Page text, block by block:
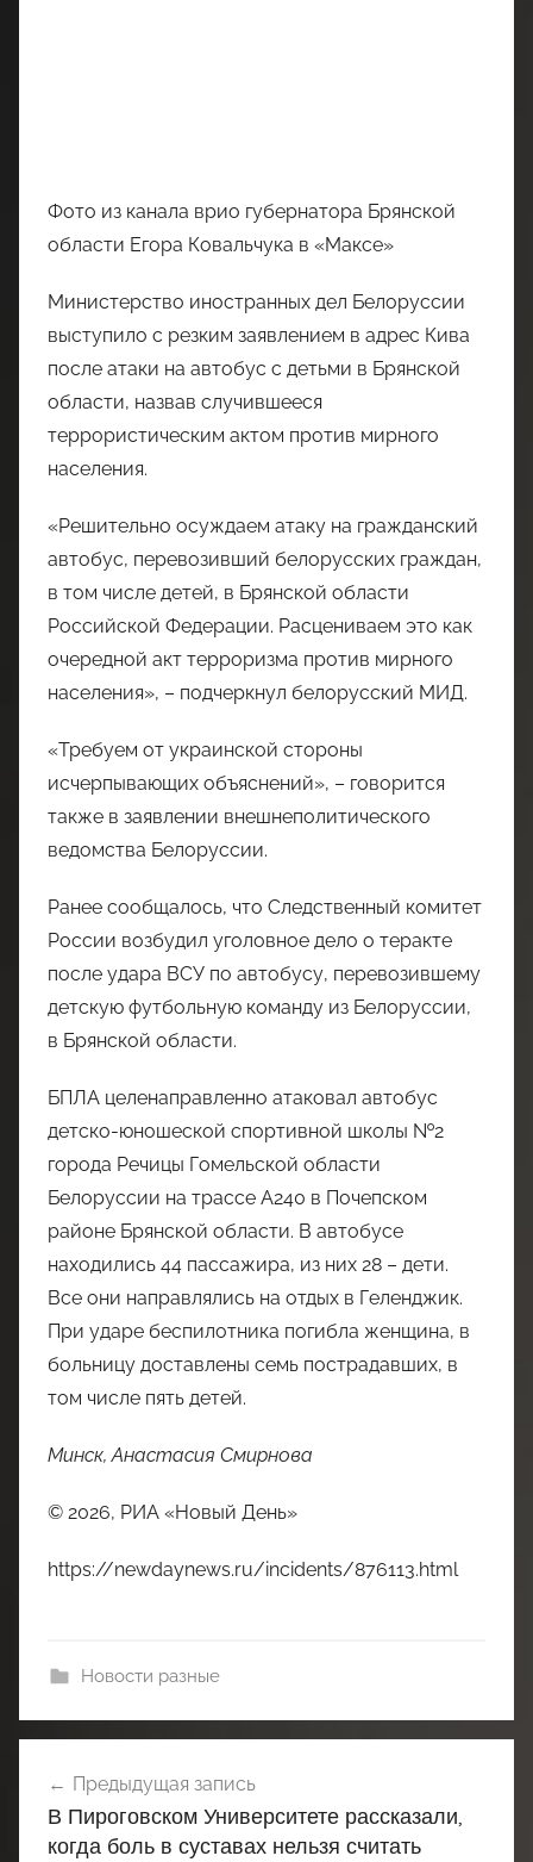
Фото из канала врио губернатора Брянской
области Егора Ковальчука в «Максе»
Министерство иностранных дел Белоруссии
выступило с резким заявлением в адрес Кива
после атаки на автобус с детьми в Брянской
области, назвав случившееся
террористическим актом против мирного
населения.
«Решительно осуждаем атаку на гражданский
автобус, перевозивший белорусских граждан,
в том числе детей, в Брянской области
Российской Федерации. Расцениваем это как
очередной акт терроризма против мирного
населения», – подчеркнул белорусский МИД.
«Требуем от украинской стороны
исчерпывающих объяснений», – говорится
также в заявлении внешнеполитического
ведомства Белоруссии.
Ранее сообщалось, что Следственный комитет
России возбудил уголовное дело о теракте
после удара ВСУ по автобусу, перевозившему
детскую футбольную команду из Белоруссии,
в Брянской области.
БПЛА целенаправленно атаковал автобус
детско-юношеской спортивной школы №2
города Речицы Гомельской области
Белоруссии на трассе А240 в Почепском
районе Брянской области. В автобусе
находились 44 пассажира, из них 28 – дети.
Все они направлялись на отдых в Геленджик.
При ударе беспилотника погибла женщина, в
больницу доставлены семь пострадавших, в
том числе пять детей.
Минск, Анастасия Смирнова
© 2026, РИА «Новый День»
https://newdaynews.ru/incidents/876113.html
Новости разные
по
записям
Предыдущая запись
В Пироговском Университете рассказали,
когда боль в суставах нельзя считать